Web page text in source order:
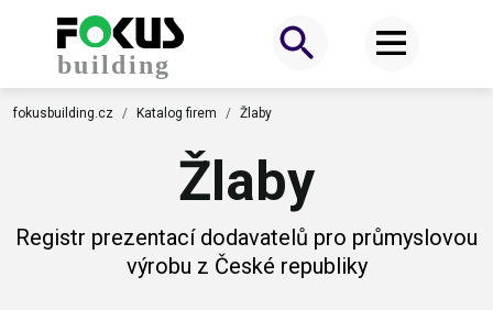
fokusbuilding.cz Katalog firem Žlaby
Žlaby
Registr prezentací dodavatelů pro průmyslovou
výrobu z České republiky